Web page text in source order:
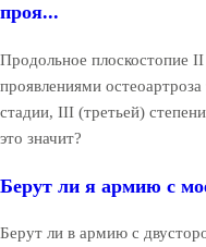
проя...
Продольное плоскостопие
проявлениями
стадии, III (третьей)
это значит?
Берут ли я армию с
Берут ли в армию с